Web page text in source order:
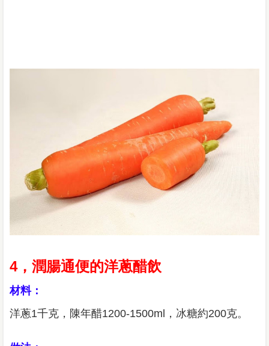
4，潤腸通便的洋蔥醋飲
材料：
洋蔥1千克，陳年醋1200-1500ml，冰糖約200克。